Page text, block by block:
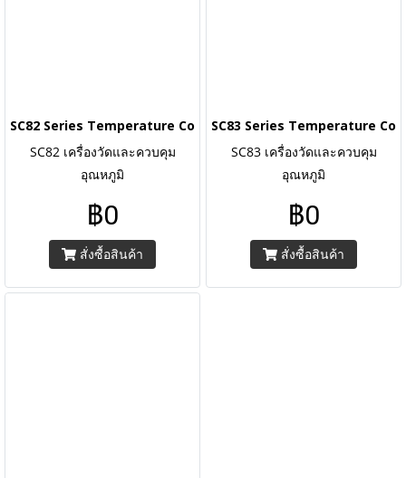
SC82 Series Temperature Controllers
SC82 เครื่องวัดและควบคุม
อุณหภูมิ
฿0
สั่งซื้อสินค้า
SC83 Series Temperature
SC83 เครื่องวัดและควบคุม
อุณหภูมิ
฿0
สั่งซื้อสินค้า